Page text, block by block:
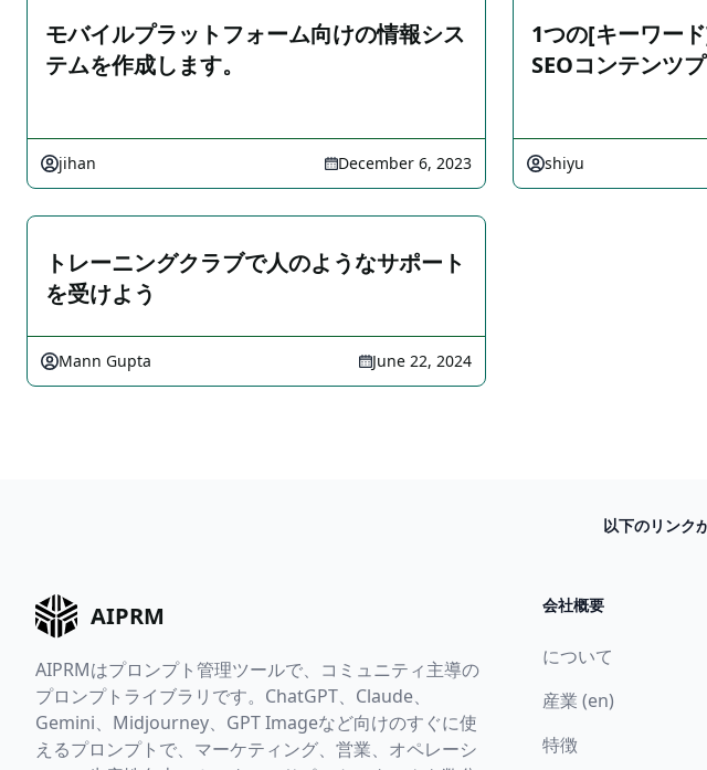
モバイルプラットフォーム向けの情報シス
テムを作成します。
jihan December 6, 2023
1つの[キーワー
SEOコンテンツ
shiyu
トレーニングクラブで人のようなサポート
を受けよう
Mann Gupta June 22, 2024
以下のリンク
AIPRM
AIPRMはプロンプト管理ツールで、コミュニティ主導の
プロンプトライブラリです。ChatGPT、Claude、
Gemini、Midjourney、GPT Imageなど向けのすぐに使
えるプロンプトで、マーケティング、営業、オペレーシ
会社概要
について
産業 (en)
特徴